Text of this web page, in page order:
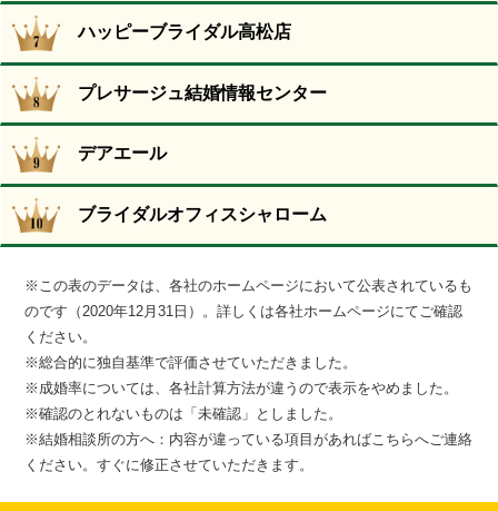
＞＞ 香川県仲人協会
公式ホームページはこちら
【入会時(税込)】
55,000円
<入会金 22,000円 + 登録料 33,000円>
【月会費(税込)】
6,600円
(初回活動月の月会費は無料)
【お見合い料(税込)】
女性 0円
【成婚料(税込)】
220,000円
＞＞ 香川結婚サポートセンター
公式ホームページはこちら
【入会時(税込)】
88,000円
<入会金 22,000円 + 登録料 66,000円>
【月会費(税込)】
11,000円
(初回活動月の月会費は無料)
【お見合い料(税込)】
男性 8,800円
女性 8,800円
＞＞ 株式会社オーネット高松支店
公式ホームページはこちら
【入会時(税込)】
プレミアムプラン
116,600円
<入会金33,000円 + 活動初期費用83,600円>
【月会費(税込)】
16,500円
【お見合い料(税込)】
0円（毎月6名）
＞＞ 株式会社ウェブ高松支店
【入会時(税込)】
エクセルコース（男性）
550,000円
<登録事務手数料33,000円 + カウンセリング費用148,500円 + お見合
い斡旋料368,500円>
プリンセスコース（女性）
<登録事務手数料0円 + カウンセリング費用0円 + お見合い斡旋料0円>
＞＞ 株式会社ツヴァイ高松
公式ホームページはこちら
【入会時(税込)】
ご紹介コース
107,800円
ご紹介+自由検索コース
＞＞ サンマリエ高松店
公式ホームページはこちら
【入会時(税込)】
スタンダード
ハッピーブライダル高松店
＞＞ ハッピーブライダル高松店
公式ホームページはこちら
プレサージュ結婚情報センター
＞＞ プレサージュ結婚情報センター
公式ホームページはこちら
デアエール
ブライダルオフィスシャローム
※この表のデータは、各社のホームページにおいて公表されているも
のです（2020年12月31日）。詳しくは各社ホームページにてご確認
ください。
※総合的に独自基準で評価させていただきました。
※成婚率については、各社計算方法が違うので表示をやめました。
※確認のとれないものは「未確認」としました。
※結婚相談所の方へ：内容が違っている項目があれば こちらへ ご連絡
ください。すぐに修正させていただきます。